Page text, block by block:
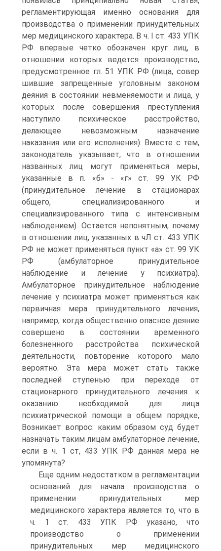
регламентирующая именно основания для
производства о применении принудительных
мер медицинского характера. В ч. I ст. 433 УПК
РФ впервые четко обозначен круг лиц, в
отношении которых ведется производство,
предусмотренное гл. 51 УПК РФ (лица, совер
шившие запрещенные уголовным законом
деяния в состоянии невменяемости и лица, у
которых после совершения преступления
наступило психическое расстройство,
делающее невозможным назначение
наказания или его исполнения). Вместе с тем,
законодатель указывает, что в отношении
названных лиц могут применяться меры,
указанные в п. «б» - «г» ст. 99 УК РФ
(принудительное лечение в стационарах
общего, специализированного и
специализированного типа с интенсивным
наблюдением). Остается непонятным, почему
в отношении лиц, указанных в чЛ ст. 433 УПК
РФ не может применяться пункт «а» ст. 99 УК
РФ (амбулаторное принудительное
наблюдение и лечение у психиатра).
Амбулаторное принудительное наблюдение
лечение у психиатра может применяться как
первичная мера принудительного лечения,
например, когда общественно опасное деяние
совершено в состоянии временного
болезненного расстройства психической
деятельности, повторение которого мало
вероятно. Эта мера может стать также
последней ступенью при переходе от
стационарного принудительного лечения к
оказанию необходимой для лица
психиатрической помощи в общем порядке,
Возникает вопрос: каким образом суд будет
назначать таким лицам амбулаторное лечение,
если в ч. 1 ст, 433 УПК РФ данная мера не
упомянута?
Еще одним недостатком в регламентации
оснований для начала производства о
применении принудительных мер
медицинского характера является то, что в
ч. 1 ст. 433 УПК РФ указано, что
производство о применении
принудительных мер медицинского